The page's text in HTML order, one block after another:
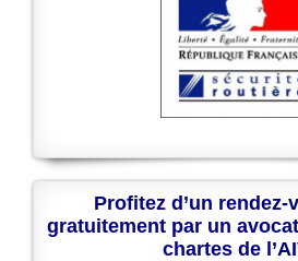
Profitez d’un
gratuitement par un
chartes de